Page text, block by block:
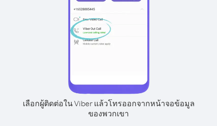
เลือกผู้ติดต่อใน Viber แล้วโทรออกจากหน้าจอข้อมูล
ของพวกเขา